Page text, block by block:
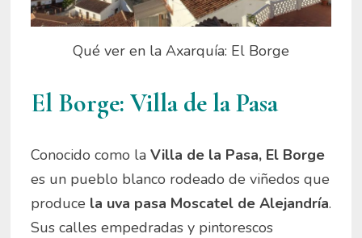
Qué ver en la Axarquía: El Borge
El Borge: Villa de la Pasa
Conocido como la Villa de la Pasa, El Borge
es un pueblo blanco rodeado de viñedos que
produce la uva pasa Moscatel de Alejandría.
Sus calles empedradas y pintorescos